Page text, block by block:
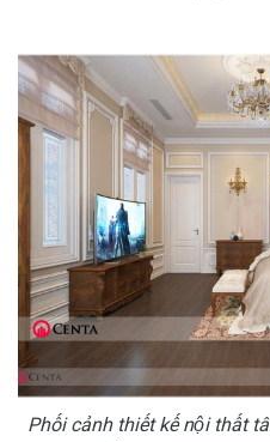
Phối cảnh thiết kế nội thất